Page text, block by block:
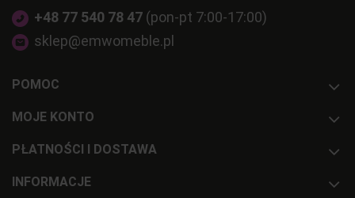
+48 77 540 78 47 (pon-pt 7:00-17:00)
sklep@emwomeble.pl
POMOC
MOJE KONTO
PŁATNOŚCI I DOSTAWA
INFORMACJE